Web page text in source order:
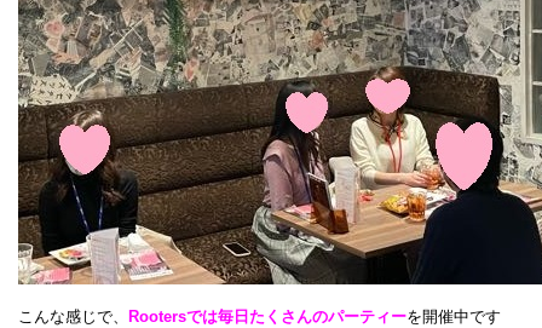
こんな感じで、 Rootersでは毎日たくさんのパーティーを開催中です